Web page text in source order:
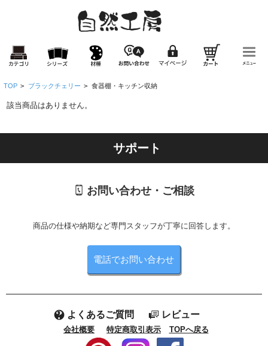
TOP > ブラックチェリー > 食器棚・キッチン収納
該当商品はありません。
サポート
お問い合わせ・ご相談
商品の仕様や納期など専門スタッフが丁寧に回答します。
電話でお問い合わせ
よくあるご質問 レビュー
会社概要 特定商取引表示 TOPへ戻る